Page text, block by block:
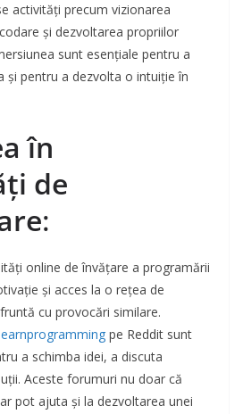
activități precum vizionarea
și dezvoltarea propriilor
sunt esențiale pentru a
și pentru a dezvolta o intuiție în
în
de
:
online de învățare a programării
și acces la o rețea de
cu provocări similare.
pe Reddit sunt
a schimba idei, a discuta
Aceste forumuri nu doar că
pot ajuta și la dezvoltarea unei